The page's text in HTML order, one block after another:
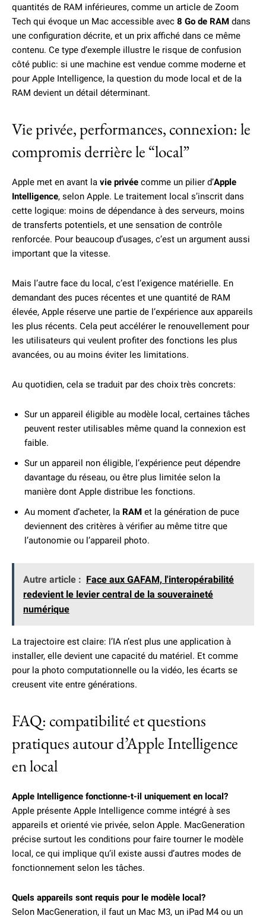
quantités de RAM inférieures, comme un article de Zoom
Tech qui évoque un Mac accessible avec 8 Go de RAM dans
une configuration décrite, et un prix affiché dans ce même
contenu. Ce type d’exemple illustre le risque de confusion
côté public: si une machine est vendue comme moderne et
pour Apple Intelligence, la question du mode local et de la
RAM devient un détail déterminant.
Vie privée, performances, connexion: le
compromis derrière le “local”
Apple met en avant la vie privée comme un pilier d’Apple
Intelligence, selon Apple. Le traitement local s’inscrit dans
cette logique: moins de dépendance à des serveurs, moins
de transferts potentiels, et une sensation de contrôle
renforcée. Pour beaucoup d’usages, c’est un argument aussi
important que la vitesse.
Mais l’autre face du local, c’est l’exigence matérielle. En
demandant des puces récentes et une quantité de RAM
élevée, Apple réserve une partie de l’expérience aux appareils
les plus récents. Cela peut accélérer le renouvellement pour
les utilisateurs qui veulent profiter des fonctions les plus
avancées, ou au moins éviter les limitations.
Au quotidien, cela se traduit par des choix très concrets:
Sur un appareil éligible au modèle local, certaines tâches
peuvent rester utilisables même quand la connexion est
faible.
Sur un appareil non éligible, l’expérience peut dépendre
davantage du réseau, ou être plus limitée selon la
manière dont Apple distribue les fonctions.
Au moment d’acheter, la RAM et la génération de puce
deviennent des critères à vérifier au même titre que
l’autonomie ou l’appareil photo.
Autre article : Face aux GAFAM, l'interopérabilité
redevient le levier central de la souveraineté
numérique
La trajectoire est claire: l’IA n’est plus une application à
installer, elle devient une capacité du matériel. Et comme
pour la photo computationnelle ou la vidéo, les écarts se
creusent vite entre générations.
FAQ: compatibilité et questions
pratiques autour d’Apple Intelligence
en local
Apple Intelligence fonctionne-t-il uniquement en local?
Apple présente Apple Intelligence comme intégré à ses
appareils et orienté vie privée, selon Apple. MacGeneration
précise surtout les conditions pour faire tourner le modèle
local, ce qui implique qu’il existe aussi d’autres modes de
fonctionnement selon les tâches.
Quels appareils sont requis pour le modèle local?
Selon MacGeneration, il faut un Mac M3, un iPad M4 ou un